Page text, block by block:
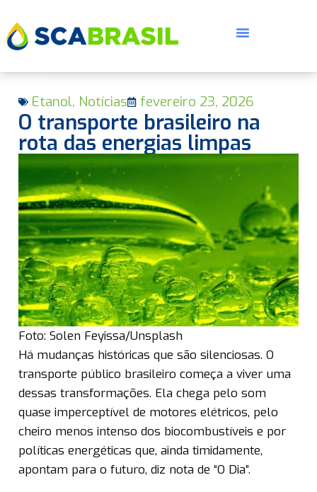
Etanol, Notícias fevereiro 23, 2026
O transporte brasileiro na
rota das energias limpas
Foto: Solen Feyissa/Unsplash
Há mudanças históricas que são silenciosas. O
transporte público brasileiro começa a viver uma
dessas transformações. Ela chega pelo som
quase imperceptível de motores elétricos, pelo
cheiro menos intenso dos biocombustíveis e por
políticas energéticas que, ainda timidamente,
apontam para o futuro, diz nota de “O Dia”.